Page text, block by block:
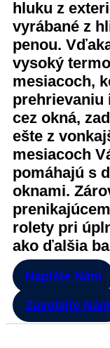
hluku z
vyrábané z
penou.
vysoký
mesiacoch,
prehrievaniu
cez okná,
ešte z
mesiacoch
pomáhajú s
oknami.
rolety pri
ako ďalšia
Napíšte Nám
Zavolajte Nám